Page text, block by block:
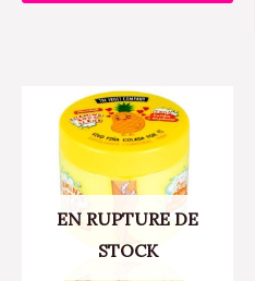
EN RUPTURE DE
STOCK